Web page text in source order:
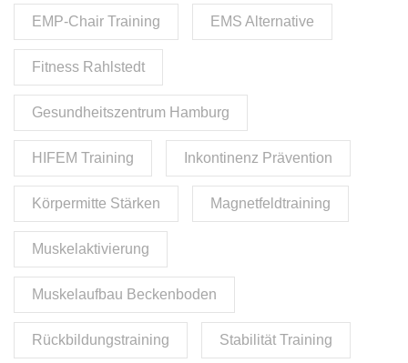
EMP-Chair Training EMS Alternative
Fitness Rahlstedt
Gesundheitszentrum Hamburg
HIFEM Training Inkontinenz Prävention
Körpermitte Stärken Magnetfeldtraining
Muskelaktivierung
Muskelaufbau Beckenboden
Rückbildungstraining Stabilität Training